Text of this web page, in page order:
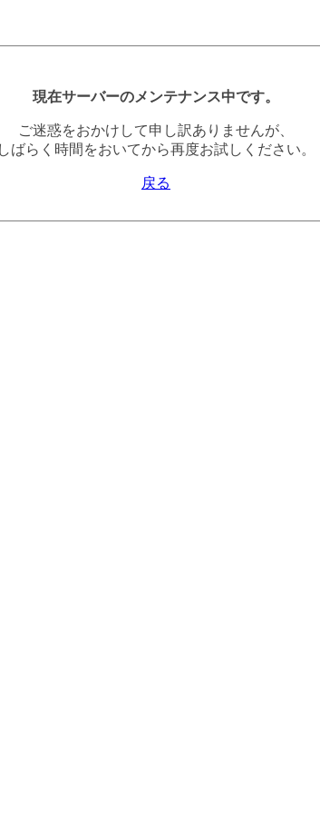
現在サーバーのメンテナンス中です。
ご迷惑をおかけして申し訳ありませんが、
しばらく時間をおいてから再度お試しください。
戻る